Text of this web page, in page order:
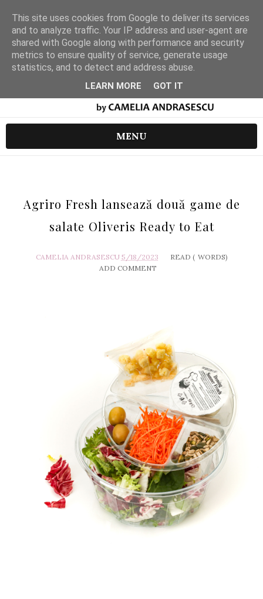
MENU
Agriro Fresh lansează două game de
salate Oliveris Ready to Eat
CAMELIA ANDRASESCU 5/18/2023 READ ( WORDS)
ADD COMMENT
This site uses cookies from Google to deliver its services
and to analyze traffic. Your IP address and user-agent are
shared with Google along with performance and security
metrics to ensure quality of service, generate usage
statistics, and to detect and address abuse.
LEARN MORE GOT IT